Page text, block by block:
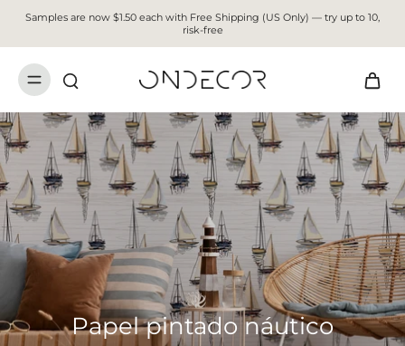
Samples are now $1.50 each with Free Shipping (US Only) — try up to 10,
risk-free
Papel pintado náutico